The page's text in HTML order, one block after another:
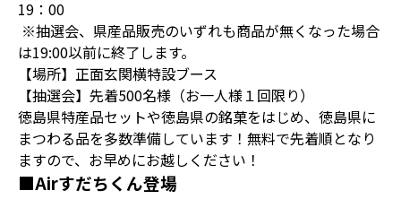
19：00
※抽選会、県産品販売のいずれも商品が無くなった場合
は19:00以前に終了します。
【場所】正面玄関横特設ブース
【抽選会】先着500名様（お一人様１回限り）
徳島県特産品セットや徳島県の銘菓をはじめ、徳島県に
まつわる品を多数準備しています！無料で先着順となり
ますので、お早めにお越しください！
■Airすだちくん登場